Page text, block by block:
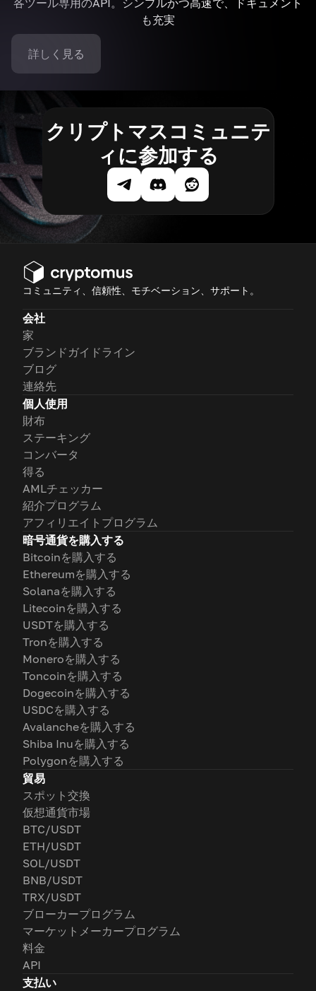
各ツール専用のAPI。シンプルかつ高速で、ドキュメント
も充実
詳しく見る
クリプトマスコミュニテ
ィに参加する
コミュニティ、信頼性、モチベーション、サポート。
会社
家
ブランドガイドライン
ブログ
連絡先
個人使用
財布
ステーキング
コンバータ
得る
AMLチェッカー
紹介プログラム
アフィリエイトプログラム
暗号通貨を購入する
Bitcoinを購入する
Ethereumを購入する
Solanaを購入する
Litecoinを購入する
USDTを購入する
Tronを購入する
Moneroを購入する
Toncoinを購入する
Dogecoinを購入する
USDCを購入する
Avalancheを購入する
Shiba Inuを購入する
Polygonを購入する
貿易
スポット交換
仮想通貨市場
BTC/USDT
ETH/USDT
SOL/USDT
BNB/USDT
TRX/USDT
ブローカープログラム
マーケットメーカープログラム
料金
API
支払い